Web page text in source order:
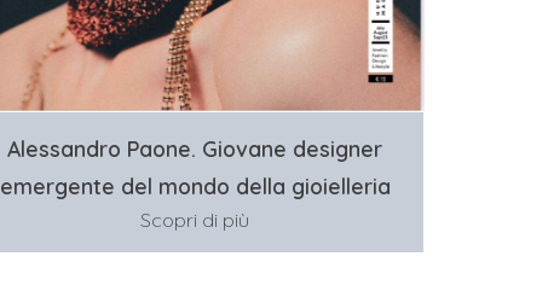
Alessandro Paone. Giovane designer
emergente del mondo della gioielleria
Scopri di più